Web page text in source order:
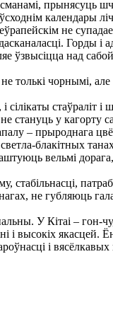
прынясуць
календары
не
Горды
ўзвысіцца над
чорнымі, але
стаўраліт
не стануць у
– прыроднага
блакітных
вельмі
стабільнасці,
не губляюць
У Кітаі – гон-
высокіх якасцей.
і